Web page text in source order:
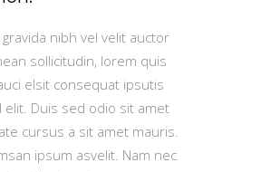
nibh vel velit auctor
sollicitudin, lorem quis
elsit consequat ipsutis
elit. Duis sed odio sit amet
cursus a sit amet mauris.
ipsum asvelit. Nam nec